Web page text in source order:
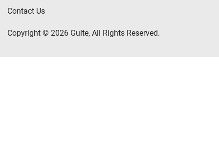
Contact Us
Copyright © 2026 Gulte, All Rights Reserved.